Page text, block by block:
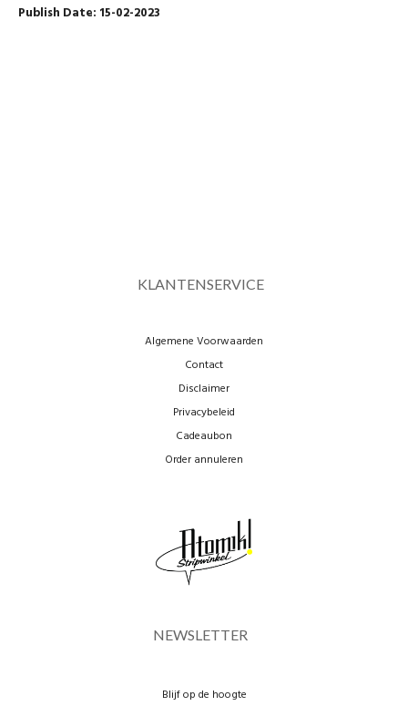
Publish Date: 15-02-2023
KLANTENSERVICE
Algemene Voorwaarden
Contact
Disclaimer
Privacybeleid
Cadeaubon
Order annuleren
NEWSLETTER
Blijf op de hoogte